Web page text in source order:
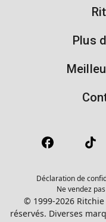
Plus
Déclaration de
Ne vendez
© 1999-2026
réservés. Diverses